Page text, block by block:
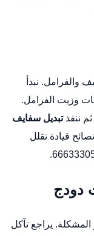
والفرامل. نبدأ
وزيت الفرامل.
ننفذتبديل سفايف
قيادة تقلل
دودج
المشكلة. يراجع تآكل